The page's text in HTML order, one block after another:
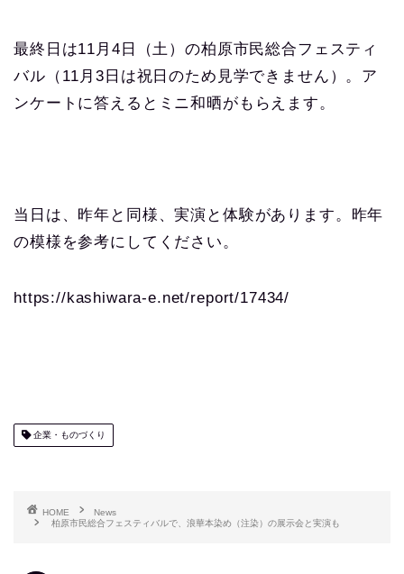
最終日は11月4日（土）の柏原市民総合フェスティ
バル（11月3日は祝日のため見学できません）。ア
ンケートに答えるとミニ和晒がもらえます。
当日は、昨年と同様、実演と体験があります。昨年
の模様を参考にしてください。
https://kashiwara-e.net/report/17434/
企業・ものづくり
HOME
News
柏原市民総合フェスティバルで、浪華本染め（注染）の展示会と実演も